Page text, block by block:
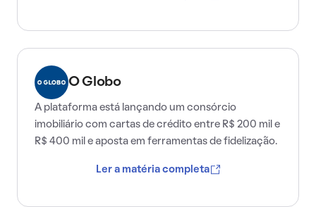
O Globo
A plataforma está lançando um consórcio
imobiliário com cartas de crédito entre R$ 200 mil e
R$ 400 mil e aposta em ferramentas de fidelização.
Ler a matéria completa